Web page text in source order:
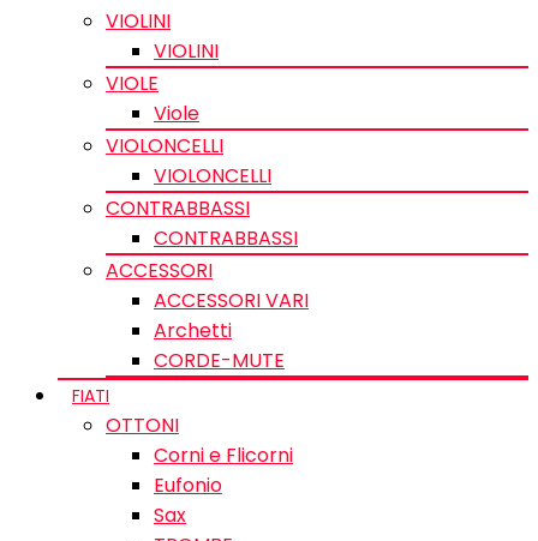
VIOLINI
VIOLINI
VIOLE
Viole
VIOLONCELLI
VIOLONCELLI
CONTRABBASSI
CONTRABBASSI
ACCESSORI
ACCESSORI VARI
Archetti
CORDE-MUTE
FIATI
OTTONI
Corni e Flicorni
Eufonio
Sax